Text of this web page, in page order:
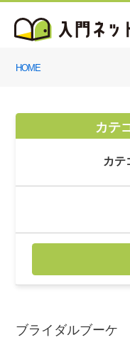
HOME
カテ
ブライダルブーケ